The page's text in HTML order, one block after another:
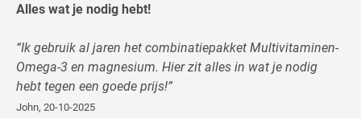
Alles wat je nodig hebt!
“Ik gebruik al jaren het combinatiepakket Multivitaminen-
Omega-3 en magnesium. Hier zit alles in wat je nodig
hebt tegen een goede prijs!”
John, 20-10-2025